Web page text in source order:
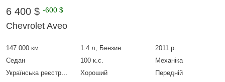
6 400 $ -600 $
Chevrolet Aveo
147 000 км 1.4 л, Бензин
2011 р.
Седан
100 к.с.
Механіка
Українська реєстрація
Хороший Передній